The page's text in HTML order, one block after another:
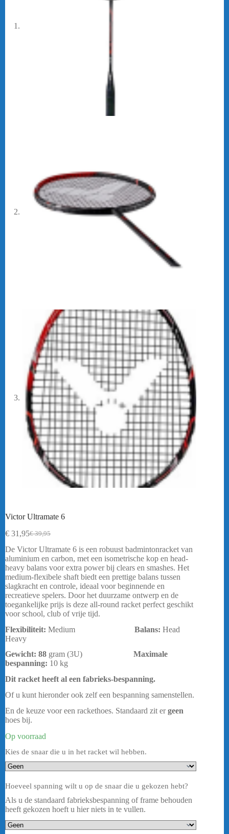
Victor Ultramate 6
€39,95
Oorspronkelijke
prijs
was:
€ 39,95.
€ 31,95Huidige
prijs
is:
€ 31,95.
De Victor Ultramate 6 is een robuust badmintonracket van
aluminium en carbon, met een isometrische kop en head-
heavy balans voor extra power bij clears en smashes. Het
medium-flexibele shaft biedt een prettige balans tussen
slagkracht en controle, ideaal voor beginnende en
recreatieve spelers. Door het duurzame ontwerp en de
toegankelijke prijs is deze all-round racket perfect geschikt
voor school, club of vrije tijd.
Flexibiliteit: Medium Balans: Head
Heavy
Gewicht: 88 gram (3U) Maximale
bespanning: 10 kg
Dit racket heeft al een fabrieks-bespanning.
Of u kunt hieronder ook zelf een bespanning samenstellen.
En de keuze voor een rackethoes. Standaard zit ergeen
hoes bij.
Op voorraad
Kies de snaar die u in het racket wil hebben.
Hoeveel spanning wilt u op de snaar die u gekozen hebt?
Als u de standaard fabrieksbespanning of frame behouden
heeft gekozen hoeft u hier niets in te vullen.